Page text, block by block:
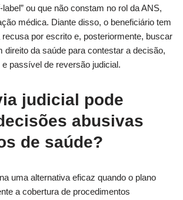
ou que não constam no rol da ANS,
médica. Diante disso, o beneficiário tem
recusa por escrito e, posteriormente, buscar
direito da saúde para contestar a decisão,
passível de reversão judicial.
judicial pode
abusivas
de saúde?
uma alternativa eficaz quando o plano
a cobertura de procedimentos